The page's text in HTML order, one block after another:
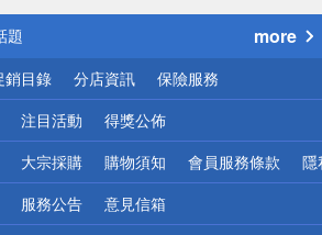
告
題
惠
區配送
頁！請小心！
more
銷目錄 分店資訊 保險服務
注目活動 得獎公佈
大宗採購 購物須知 會員服務條款 隱
服務公告 意見信箱